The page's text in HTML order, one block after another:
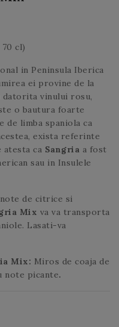
cl)
in Peninsula Iberica
ei provine de la
datorita vinului rosu,
o bautura foarte
limba spaniola ca
exista referinte
atesta ca Sangria a fost
sau in Insulele
de citrice si
Mix va va transporta
Lasati-va
Mix: Miros de coaja de
note picante.